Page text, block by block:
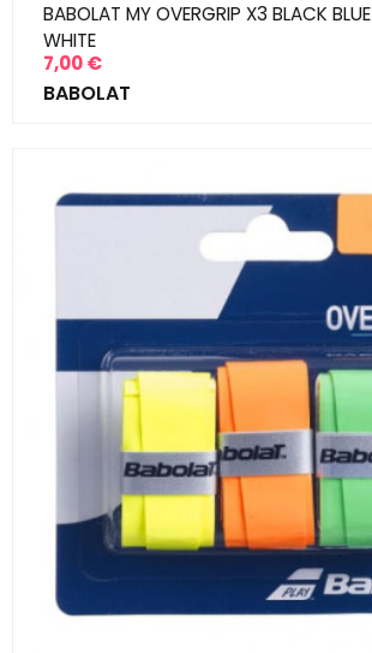
BABOLAT MY OVERGRIP X3 BLACK BLUE
WHITE
Prix
7,00 €
BABOLAT